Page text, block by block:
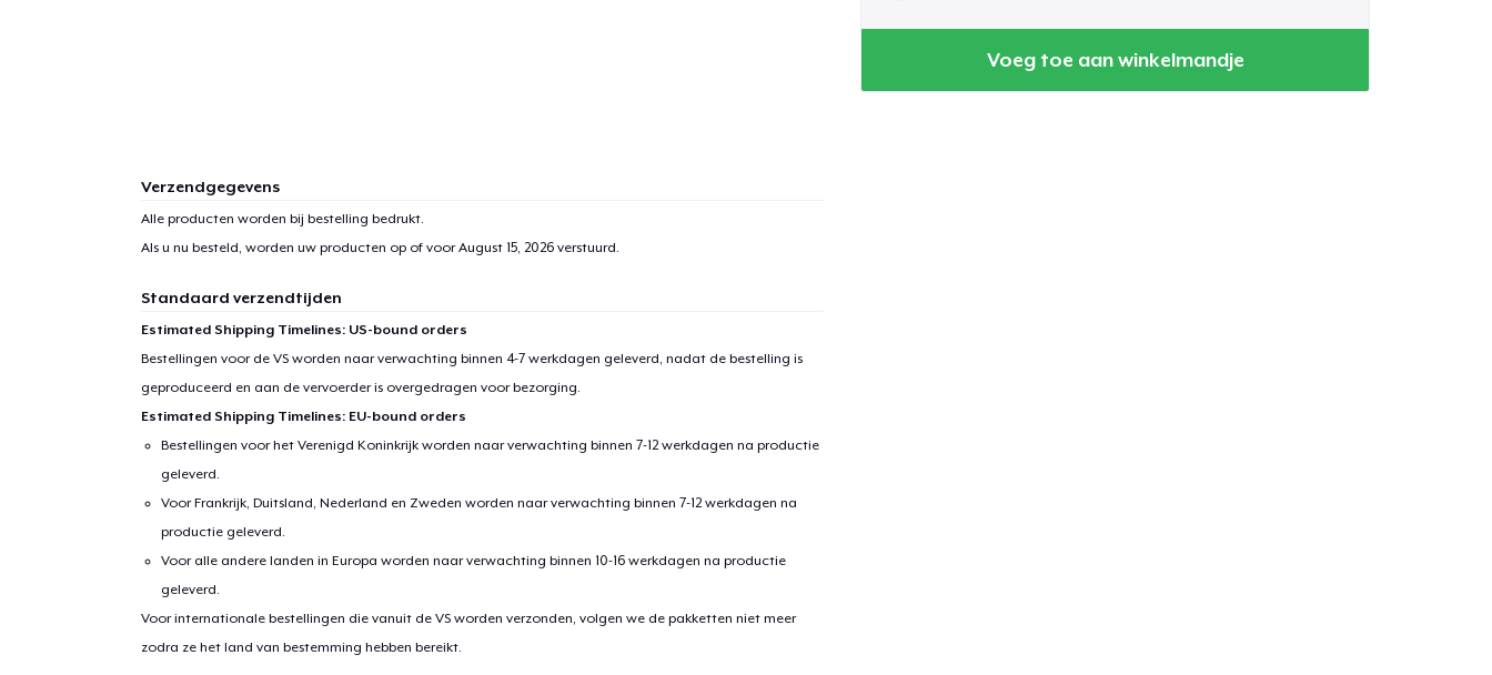
Voeg toe aan winkelmandje
Verzendgegevens
Alle producten worden bij bestelling bedrukt.
Als u nu besteld, worden uw producten op of voorAugust 15, 2026verstuurd.
Standaard verzendtijden
Estimated Shipping Timelines: US-bound orders
Bestellingen voor de VS worden naar verwachting binnen 4-7 werkdagen geleverd, nadat de bestelling is
geproduceerd en aan de vervoerder is overgedragen voor bezorging.
Estimated Shipping Timelines: EU-bound orders
Bestellingen voor het Verenigd Koninkrijk worden naar verwachting binnen 7-12 werkdagen na productie
geleverd.
Voor Frankrijk, Duitsland, Nederland en Zweden worden naar verwachting binnen 7-12 werkdagen na
productie geleverd.
Voor alle andere landen in Europa worden naar verwachting binnen 10-16 werkdagen na productie
geleverd.
Voor internationale bestellingen die vanuit de VS worden verzonden, volgen we de pakketten niet meer
zodra ze het land van bestemming hebben bereikt.